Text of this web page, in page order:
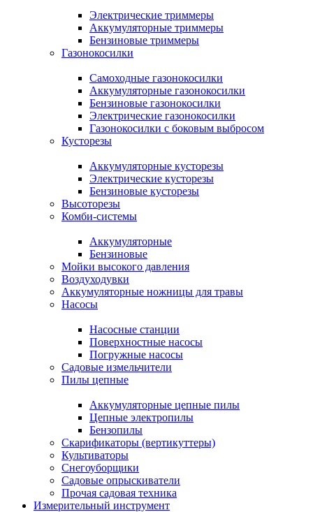
Электрические триммеры
Аккумуляторные триммеры
Бензиновые триммеры
Газонокосилки
Самоходные газонокосилки
Аккумуляторные газонокосилки
Бензиновые газонокосилки
Электрические газонокосилки
Газонокосилки с боковым выбросом
Кусторезы
Аккумуляторные кусторезы
Электрические кусторезы
Бензиновые кусторезы
Высоторезы
Комби-системы
Аккумуляторные
Бензиновые
Мойки высокого давления
Воздуходувки
Аккумуляторные ножницы для травы
Насосы
Насосные станции
Поверхностные насосы
Погружные насосы
Садовые измельчители
Пилы цепные
Аккумуляторные цепные пилы
Цепные электропилы
Бензопилы
Скарификаторы (вертикуттеры)
Культиваторы
Снегоуборщики
Садовые опрыскиватели
Прочая садовая техника
Измерительный инструмент